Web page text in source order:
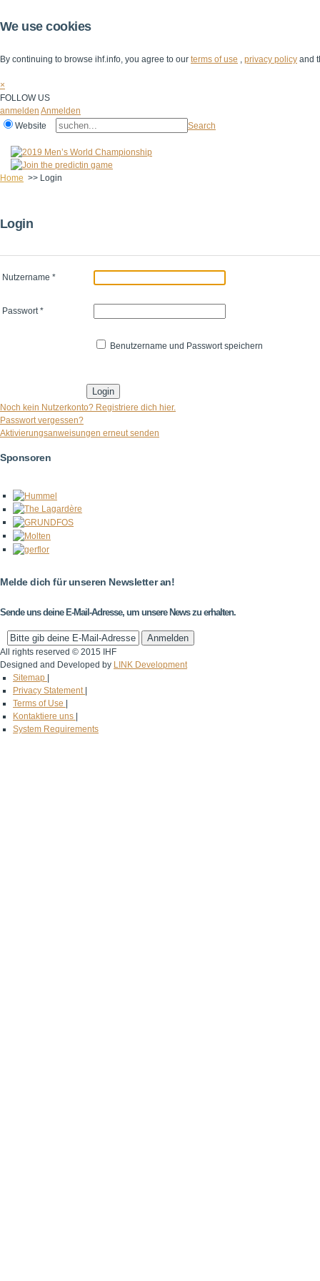
We use cookies
By continuing to browse ihf.info, you agree to our terms of use , privacy policy and
×
FOLLOW US
anmelden Anmelden
Website
Search
Home >> Login
Login
Nutzername *
Passwort*
Benutzername und Passwort speichern
Noch kein Nutzerkonto? Registriere dich hier.
Passwort vergessen?
Aktivierungsanweisungen erneut senden
Sponsoren
Melde dich für unseren Newsletter an!
Sende uns deine E-Mail-Adresse, um unsere News zu erhalten.
All rights reserved © 2015 IHF
Designed and Developed by LINK Development
Sitemap
Privacy Statement
Terms of Use
Kontaktiere uns
System Requirements